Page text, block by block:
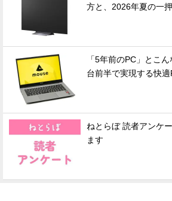
方と、2026年夏の一
「5年前のPC」とこ
台前半で実現する快適
ねとらぼ 読者アンケ
ます